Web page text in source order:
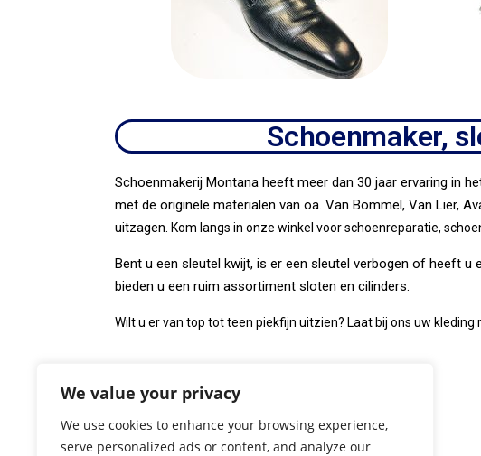
We value your privacy
We use cookies to enhance your browsing experience,
serve personalized ads or content, and analyze our
Schoenmaker,
Schoenmakerij Montana heeft meer dan 30 jaar ervaring in
met de originele materialen van oa. Van Bommel, Van Lier,
uitzagen. Kom langs in onze winkel voor schoenreparatie,
Bent u een sleutel kwijt, is er een sleutel verbogen of heeft
bieden u een ruim assortiment sloten en cilinders.
Wilt u er van top tot teen piekfijn uitzien? Laat bij ons uw